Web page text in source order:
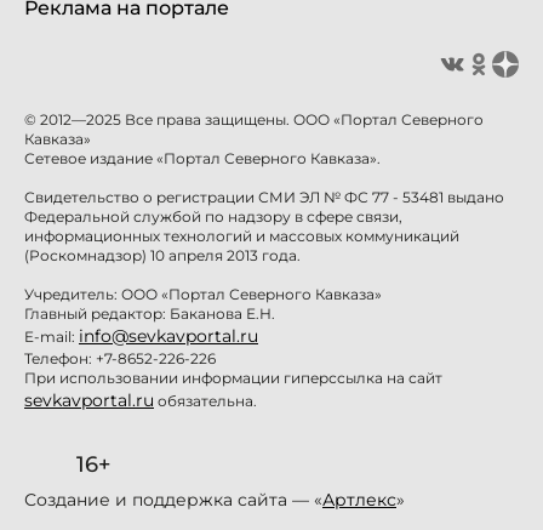
Реклама на портале
© 2012—2025 Все права защищены. ООО «Портал Северного
Кавказа»
Сетевое издание «Портал Северного Кавказа».
Свидетельство о регистрации СМИ ЭЛ № ФС 77 - 53481 выдано
Федеральной службой по надзору в сфере связи,
информационных технологий и массовых коммуникаций
(Роскомнадзор) 10 апреля 2013 года.
Учредитель: ООО «Портал Северного Кавказа»
Главный редактор: Баканова Е.Н.
E-mail: info@sevkavportal.ru
Телефон: +7-8652-226-226
При использовании информации гиперссылка на сайт
sevkavportal.ru обязательна.
16+
Создание и поддержка сайта — «Артлекс»